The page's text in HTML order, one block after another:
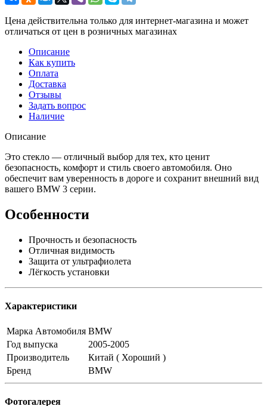
Цена действительна только для интернет-магазина и может
отличаться от цен в розничных магазинах
Описание
Как купить
Оплата
Доставка
Отзывы
Задать вопрос
Наличие
Описание
Это стекло — отличный выбор для тех, кто ценит
безопасность, комфорт и стиль своего автомобиля. Оно
обеспечит вам уверенность в дороге и сохранит внешний вид
вашего BMW 3 серии.
Особенности
Прочность и безопасность
Отличная видимость
Защита от ультрафиолета
Лёгкость установки
Характеристики
Марка Автомобиля BMW
Год выпуска
2005-2005
Производитель
Китай ( Хороший )
Бренд
BMW
Фотогалерея